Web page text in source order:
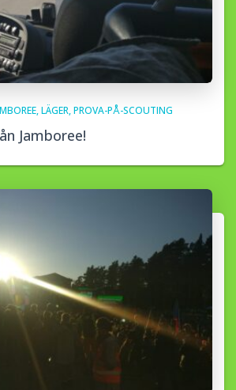
LÄGER PROVA-PÅ-SCOUTING
Jamboree!